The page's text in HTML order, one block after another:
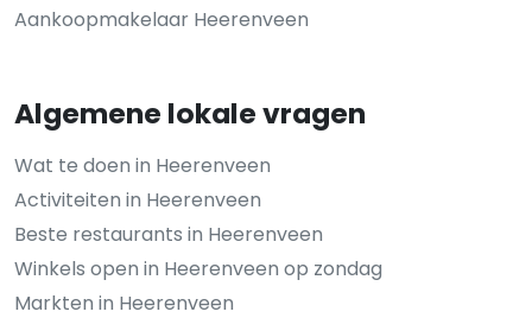
Aankoopmakelaar Heerenveen
Algemene lokale vragen
Wat te doen in Heerenveen
Activiteiten in Heerenveen
Beste restaurants in Heerenveen
Winkels open in Heerenveen op zondag
Markten in Heerenveen